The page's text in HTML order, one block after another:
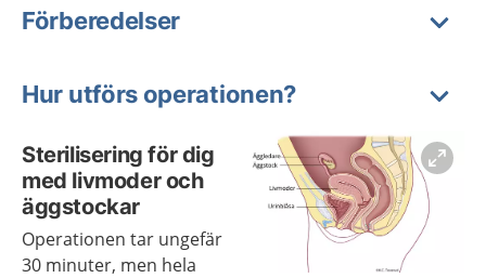
Förberedelser
Hur utförs operationen?
Sterilisering för dig
med livmoder och
äggstockar
Operationen tar ungefär
30 minuter, men hela